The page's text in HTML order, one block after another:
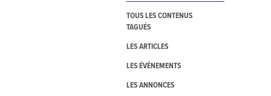
TOUS LES CONTENUS
TAGUÉS
LES ARTICLES
LES ÉVÉNEMENTS
LES ANNONCES